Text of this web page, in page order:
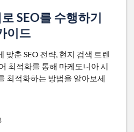
SEO를 수행하기
이드
맞춘 SEO 전략, 현지 검색 트렌
최적화를 통해 마케도니아 시
최적화하는 방법을 알아보세